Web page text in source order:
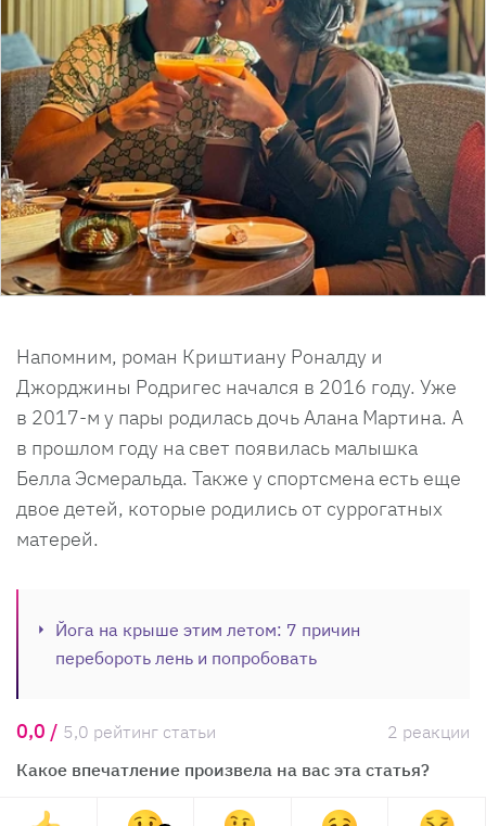
Напомним, роман Криштиану Роналду и
Джорджины Родригес начался в 2016 году. Уже
в 2017-м у пары родилась дочь Алана Мартина. А
в прошлом году на свет появилась малышка
Белла Эсмеральда. Также у спортсмена есть еще
двое детей, которые родились от суррогатных
матерей.
Йога на крыше этим летом: 7 причин
перебороть лень и попробовать
0,0 / 5,0 рейтинг статьи
2 реакции
Какое впечатление произвела на вас эта статья?